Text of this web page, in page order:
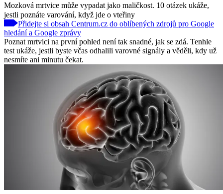
Mozková mrtvice může vypadat jako maličkost. 10 otázek ukáže,
jestli poznáte varování, když jde o vteřiny
Přidejte si obsah Centrum.cz do oblíbených zdrojů pro Google
hledání a Google zprávy
Poznat mrtvici na první pohled není tak snadné, jak se zdá. Tenhle
test ukáže, jestli byste včas odhalili varovné signály a věděli, kdy už
nesmíte ani minutu čekat.